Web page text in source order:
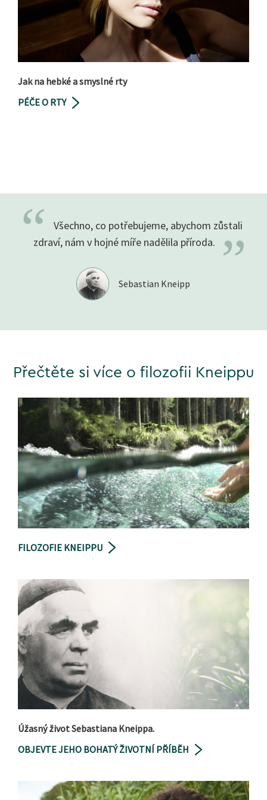
Jak na hebké a smyslné rty
PÉČE O RTY
“ Všechno, co potřebujeme, abychom zůstali
zdraví, nám v hojné míře nadělila příroda. ”
Sebastian Kneipp
Přečtěte si více o filozofii Kneippu
FILOZOFIE KNEIPPU
Úžasný život Sebastiana Kneippa.
OBJEVTE JEHO BOHATÝ ŽIVOTNÍ PŘÍBĚH